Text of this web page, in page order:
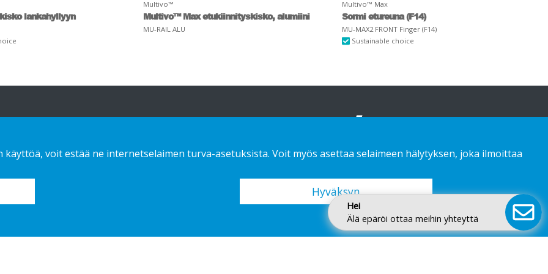
lankahyllyyn
Multivo™
Multivo™ Max etukiinnityskisko, alumiini
MU-RAIL ALU
Multivo™ Max
Sormi etureuna (F14)
MU-MAX2 FRONT Finger (F14)
Sustainable choice
Hei
Älä epäröi ottaa meihin yhteyttä
Mitä tarjoamme
Sustainable choice
Ota yhteyttä!
Tietosuojaseloste
käyttöä, voit estää ne internetselaimen turva-asetuksista. Voit myös asettaa selaimeen hälytyksen, joka ilmoittaa
Hyväksyn